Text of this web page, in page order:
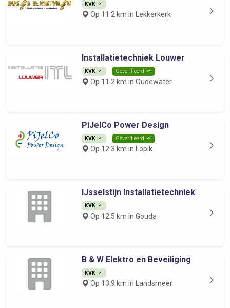
KVK
Op 11.2 km in Lekkerkerk
Installatietechniek Louwer
KVK Geverifieerd
Op 11.2 km in Oudewater
PiJelCo Power Design
KVK Geverifieerd
Op 12.3 km in Lopik
IJsselstijn Installatietechniek
KVK
Op 12.5 km in Gouda
B & W Elektro en Beveiliging
KVK
Op 13.9 km in Landsmeer